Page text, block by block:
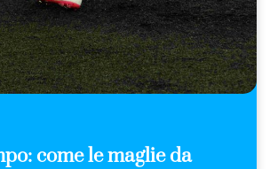
come le maglie da